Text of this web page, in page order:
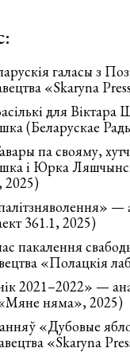
галасы з
«Skaryna
для
(Беларускае
па свояму,
і Юрка
2025)
—
361.1, 2025)
пакалення
«Полацкія
2021–2022» —
няма», 2025)
«Дубовые
«Skaryna